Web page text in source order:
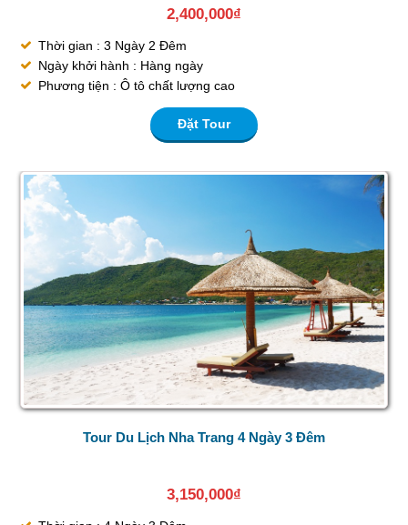
2,400,000₫
Thời gian : 3 Ngày 2 Đêm
Ngày khởi hành : Hàng ngày
Phương tiện : Ô tô chất lượng cao
Đặt Tour
Tour Du Lịch Nha Trang 4 Ngày 3 Đêm
3,150,000₫